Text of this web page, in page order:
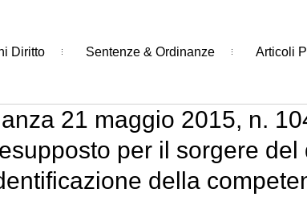
Diritto Sentenze & Ordinanze Articoli
21 maggio 2015, n.
per il sorgere
della